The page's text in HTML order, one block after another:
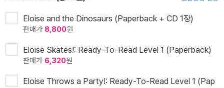
Eloise and the Dinosaurs (Paperback + CD 1장)
판매가 8,800원
Eloise Skates!: Ready-To-Read Level 1 (Paperback)
판매가 6,320원
Eloise Throws a Party!: Ready-To-Read Level 1 (Pap